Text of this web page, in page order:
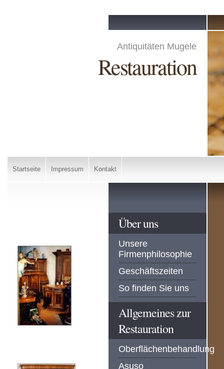
Antiquitäten Mugele
Restauration
Startseite Impressum Kontakt
Über uns
Unsere
Firmenphilosophie
Geschäftszeiten
So finden Sie uns
Allgemeines zur
Restauration
Oberflächenbehandlung
Asuso